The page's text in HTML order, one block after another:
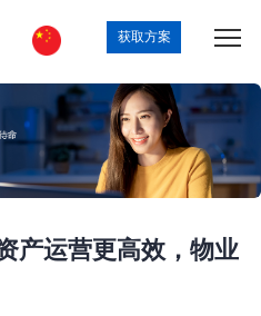
获取方案
产运营更高效，物业